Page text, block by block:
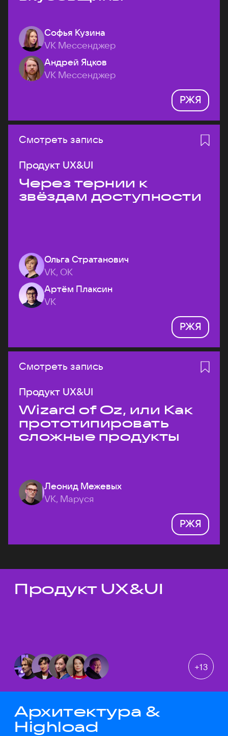
Софья Кузина
VK Мессенджер
Андрей Яцков
VK Мессенджер
РЖЯ
Смотреть запись
Продукт UX&UI
Через тернии к
звёздам доступности
Ольга Стратанович
VK, ОК
Артём Плаксин
VK
РЖЯ
Смотреть запись
Продукт UX&UI
Wizard of Oz, или Как
прототипировать
сложные продукты
Леонид Межевых
VK, Маруся
РЖЯ
Темы докладов
Продукт UX&UI
+13
Архитектура &
Highload